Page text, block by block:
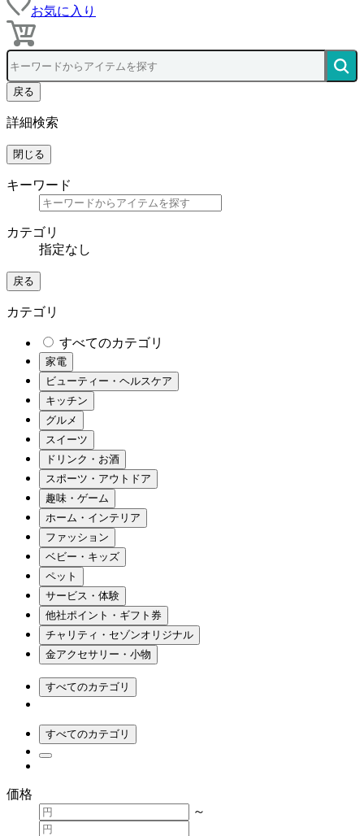
お気に入り
戻る
詳細検索
閉じる
キーワード
カテゴリ
指定なし
戻る
カテゴリ
すべてのカテゴリ
家電
ビューティー・ヘルスケア
キッチン
グルメ
スイーツ
ドリンク・お酒
スポーツ・アウトドア
趣味・ゲーム
ホーム・インテリア
ファッション
ベビー・キッズ
ペット
サービス・体験
他社ポイント・ギフト券
チャリティ・セゾンオリジナル
金アクセサリー・小物
すべてのカテゴリ
すべてのカテゴリ
価格
～